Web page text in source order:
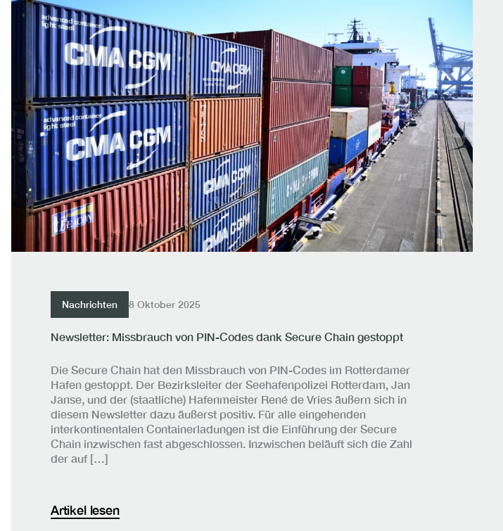
Nachrichten 8 Oktober 2025
Newsletter: Missbrauch von PIN-Codes dank Secure Chain gestoppt
Die Secure Chain hat den Missbrauch von PIN-Codes im Rotterdamer
Hafen gestoppt. Der Bezirksleiter der Seehafenpolizei Rotterdam, Jan
Janse, und der (staatliche) Hafenmeister René de Vries äußern sich in
diesem Newsletter dazu äußerst positiv. Für alle eingehenden
interkontinentalen Containerladungen ist die Einführung der Secure
Chain inzwischen fast abgeschlossen. Inzwischen beläuft sich die Zahl
der auf […]
Artikel lesen